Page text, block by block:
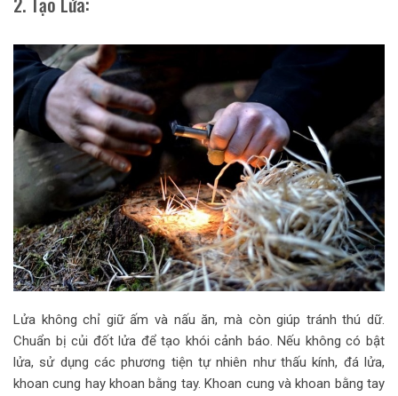
Lửa không chỉ giữ ấm và nấu ăn, mà còn giúp tránh thú dữ.
Chuẩn bị củi đốt lửa để tạo khói cảnh báo. Nếu không có bật
lửa, sử dụng các phương tiện tự nhiên như thấu kính, đá lửa,
khoan cung hay khoan bằng tay. Khoan cung và khoan bằng tay